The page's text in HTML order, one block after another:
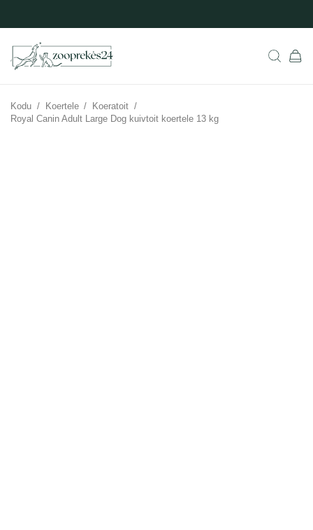
Kodu / Koertele / Koeratoit /
Royal Canin Adult Large Dog kuivtoit koertele 13 kg